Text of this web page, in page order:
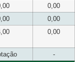
0,00
0,00
0,00
-